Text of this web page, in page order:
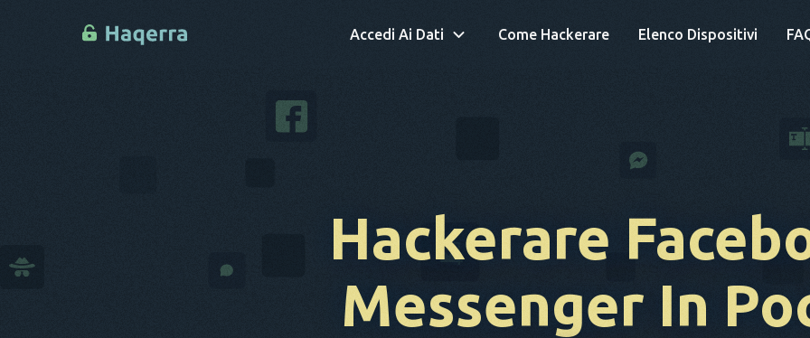
Accedi Ai Dati Come Hackerare Elenco Dispositivi
Hackerare
Messenger In